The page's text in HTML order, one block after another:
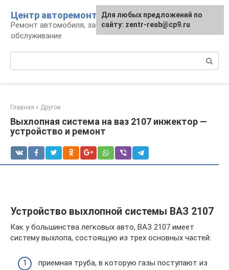
контенту
Центр авторемонта
Ремонт автомобиля, запчасти и
обслуживание
Главная » Другое
Выхлопная система на ваз 2107 инжектор —
устройство и ремонт
Устройство выхлопной системы ВАЗ 2107
Как у большинства легковых авто, ВАЗ 2107 имеет
систему выхлопа, состоящую из трех основных частей:
приемная труба, в которую газы поступают из
Для любых предложений по
сайту: zentr-reab@cp9.ru